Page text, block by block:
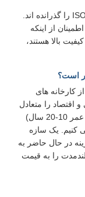
پاسخ: محصولات ما CE EN1090 و ISO9001:2008 را گذرانده اند.
از اینکه
بالا هستند،
کارخانه های
اقتصاد را متعادل
می کنند، پانل ها/قطعات با درجه بالا و بادوام (با عمر 10-20 سال)
کنیم. یک سازه
در حال حاضر به
را به قیمت